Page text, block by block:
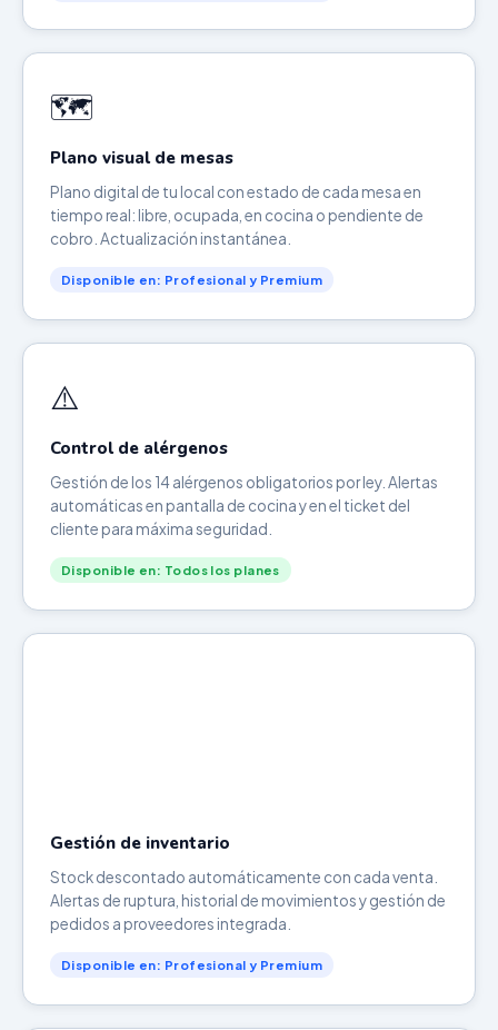
🗺️
Plano visual de mesas
Plano digital de tu local con estado de cada mesa en
tiempo real: libre, ocupada, en cocina o pendiente de
cobro. Actualización instantánea.
Disponible en: Profesional y Premium
⚠️
Control de alérgenos
Gestión de los 14 alérgenos obligatorios por ley. Alertas
automáticas en pantalla de cocina y en el ticket del
cliente para máxima seguridad.
Disponible en: Todos los planes
Gestión de inventario
Stock descontado automáticamente con cada venta.
Alertas de ruptura, historial de movimientos y gestión de
pedidos a proveedores integrada.
Disponible en: Profesional y Premium